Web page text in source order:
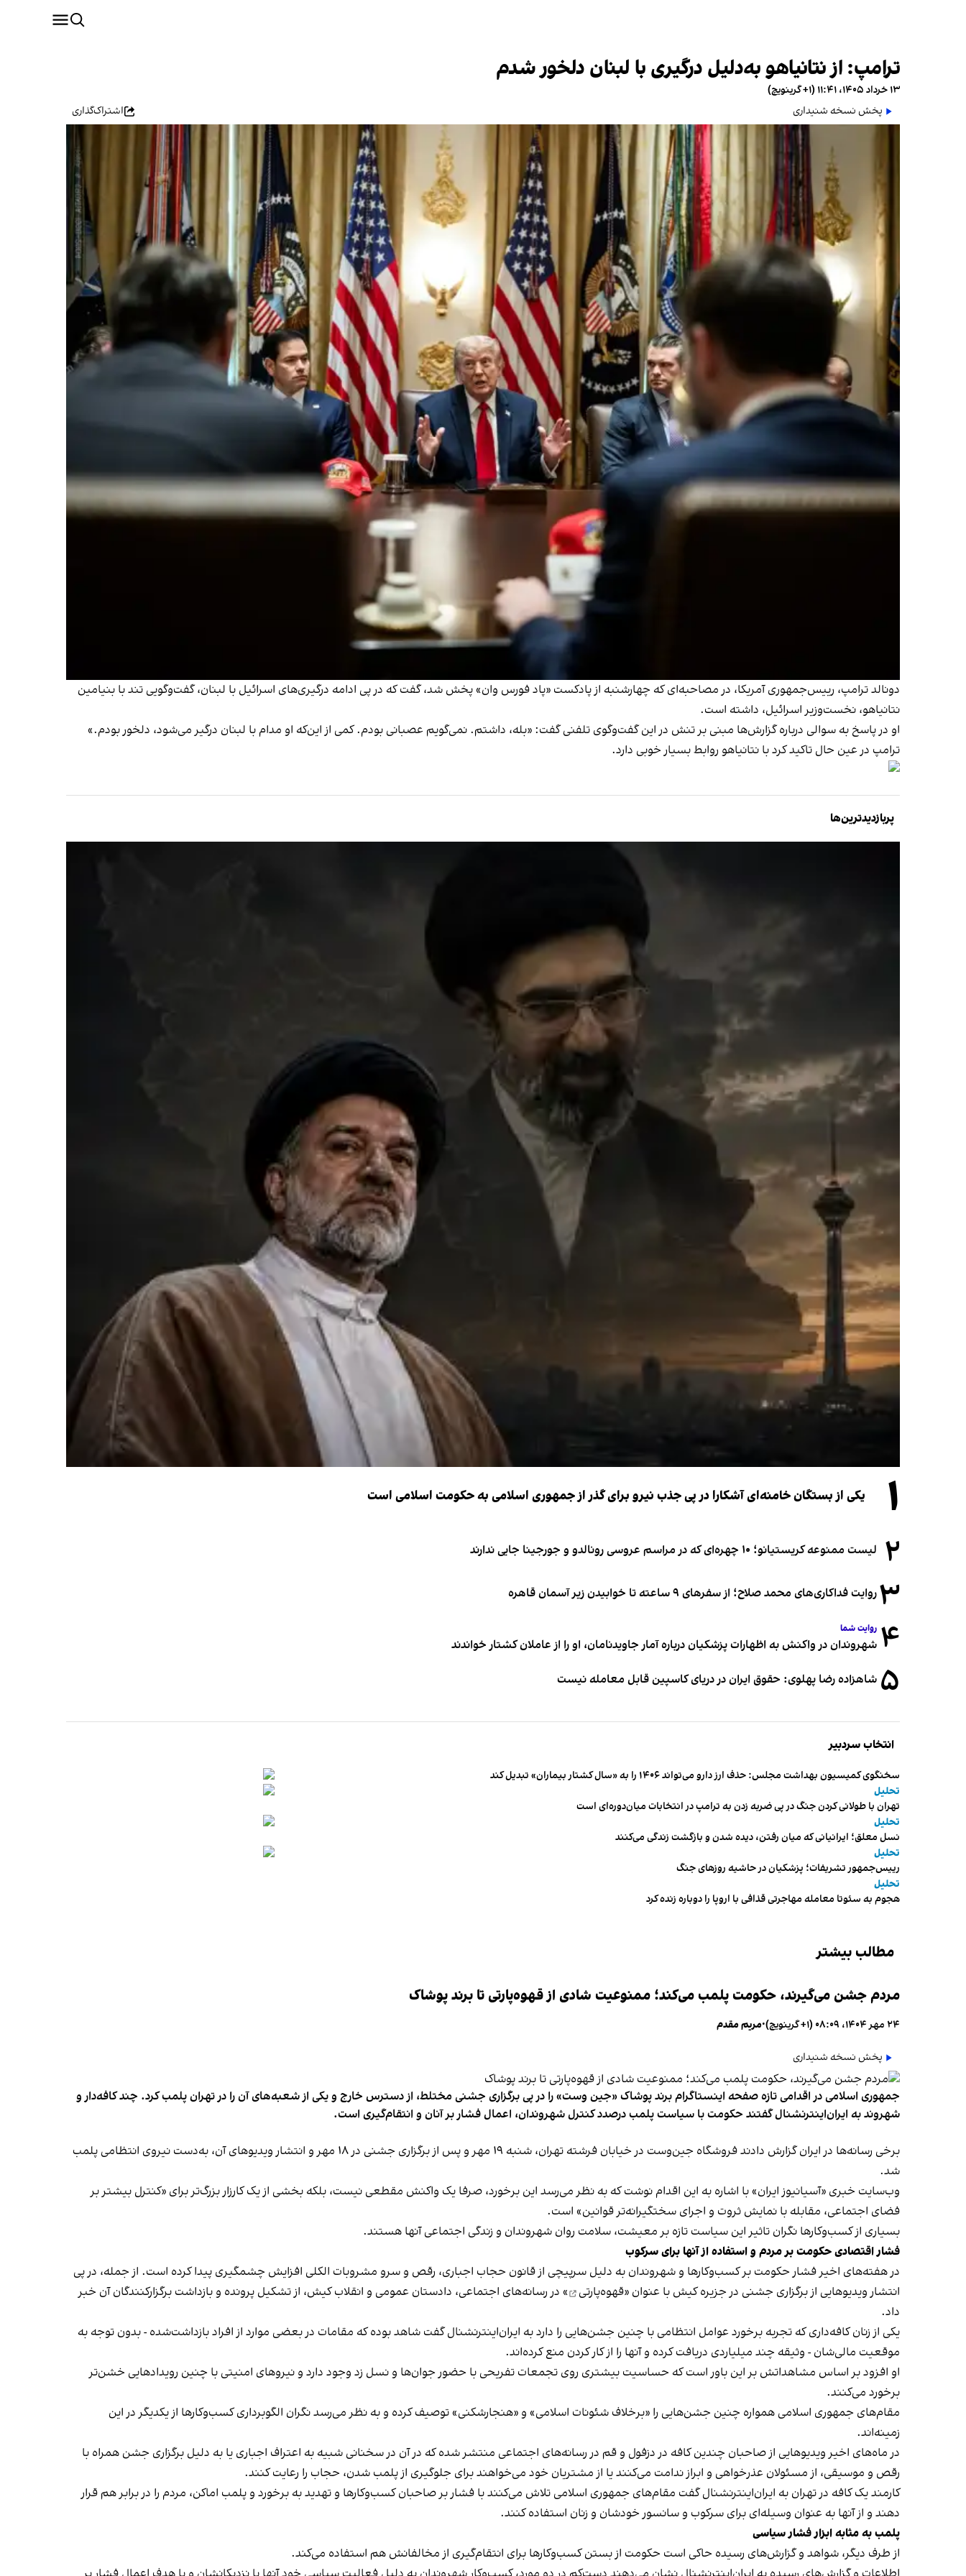
ترامپ: از نتانیاهو به‌دلیل درگیری با لبنان دلخور شدم
۱۳ خرداد ۱۴۰۵، ۱۱:۴۱ (‎+۱ گرینویچ)
پخش نسخه شنیداری
اشتراک‌گذاری
دونالد ترامپ، رییس‌جمهوری آمریکا، در مصاحبه‌ای که چهارشنبه از پادکست «پاد فورس وان» پخش شد، گفت که در پی ادامه درگیری‌های اسرائیل با لبنان، گفت‌وگویی تند با بنیامین
نتانیاهو، نخست‌وزیر اسرائیل، داشته است.
او در پاسخ به سوالی درباره گزارش‌ها مبنی‌ بر تنش در این گفت‌وگوی تلفنی گفت: «بله، داشتم. نمی‌گویم عصبانی بودم. کمی از این‌که او مدام با لبنان درگیر می‌شود، دلخور بودم.»
ترامپ در عین حال تاکید کرد با نتانیاهو روابط بسیار خوبی دارد.
پربازدیدترین‌ها
۱ یکی از بستگان خامنه‌ای آشکارا در پی جذب نیرو برای گذر از جمهوری اسلامی به حکومت اسلامی است
۲ لیست ممنوعه کریستیانو؛ ۱۰ چهره‌ای که در مراسم عروسی رونالدو و جورجینا جایی ندارند
۳روایت فداکاری‌های محمد صلاح؛ از سفرهای ۹ ساعته تا خوابیدن زیر آسمان قاهره
۴ روایت شما
شهروندان در واکنش به اظهارات پزشکیان درباره آمار جاویدنامان، او را از عاملان کشتار خواندند
۵ شاهزاده رضا پهلوی: حقوق ایران در دریای کاسپین قابل معامله نیست
انتخاب سردبیر
سخنگوی کمیسیون بهداشت مجلس: حذف ارز دارو می‌تواند ۱۴۰۶ را به «سال کشتار بیماران» تبدیل کند
تحلیل
تهران با طولانی کردن جنگ در پی ضربه زدن به ترامپ در انتخابات میان‌دوره‌ای است
تحلیل
نسل معلق؛ ایرانیانی که میان رفتن، دیده شدن و بازگشت زندگی می‌کنند
تحلیل
رییس‌جمهور تشریفات؛ پزشکیان در حاشیه روزهای جنگ
تحلیل
هجوم به سئوتا معامله مهاجرتی قذافی با اروپا را دوباره زنده کرد
مطالب بیشتر
مردم جشن می‌گیرند، حکومت پلمب می‌کند؛ ممنوعیت شادی از قهوه‌پارتی تا برند پوشاک
۲۴ مهر ۱۴۰۴، ۰۸:۰۹ (‎+۱ گرینویچ) •مریم مقدم
پخش نسخه شنیداری
جمهوری اسلامی در اقدامی تازه صفحه اینستاگرام برند پوشاک «جین وست» را در پی برگزاری جشنی مختلط، از دسترس خارج و یکی از شعبه‌های آن را در تهران پلمب کرد. چند کافه‌‌دار و
شهروند به ایران‌اینترنشنال گفتند حکومت با سیاست پلمب درصدد کنترل شهروندان، اعمال فشار بر آنان و انتقام‌گیری است.
برخی رسانه‌ها در ایران گزارش دادند فروشگاه جین‌وست در خیابان فرشته تهران، شنبه ۱۹ مهر و پس از برگزاری جشنی در ۱۸ مهر و انتشار ویدیوهای آن، به‌دست نیروی انتظامی پلمب
شد.
وب‌سایت خبری «آسیانیوز ایران» با اشاره به این اقدام نوشت که به نظر می‌رسد این برخورد، صرفا یک واکنش مقطعی نیست، بلکه بخشی از یک کارزار بزرگ‌تر برای «کنترل بیشتر بر
فضای اجتماعی، مقابله با نمایش ثروت و اجرای سختگیرانه‌تر قوانین» است.
بسیاری از کسب‌وکارها نگران تاثیر این سیاست‌ تازه بر معیشت، سلامت روان شهروندان و زندگی اجتماعی آنها هستند.
فشار اقتصادی حکومت بر مردم و استفاده از آنها برای سرکوب
در هفته‌های اخیر فشار حکومت بر کسب‌وکارها و شهروندان به دلیل سرپیچی از قانون حجاب اجباری، رقص و سرو مشروبات الکلی افزایش چشمگیری پیدا کرده است. از جمله، در پی
انتشار ویدیوهایی از برگزاری جشنی در جزیره کیش با عنوان «قهوه‌پارتی
» در رسانه‌های اجتماعی، دادستان عمومی و انقلاب کیش، از تشکیل پرونده و بازداشت برگزارکنندگان آن خبر
داد.
یکی از زنان کافه‌داری که تجربه برخورد عوامل انتظامی با چنین جشن‌هایی را دارد به ایران‌اینترنشنال گفت شاهد بوده که مقامات در بعضی موارد از افراد بازداشت‌‌شده - بدون توجه به
موقعیت مالی‌شان - وثیقه چند میلیاردی دریافت کرده و آنها را از کار کردن منع کرده‌اند.
او افزود بر اساس مشاهداتش بر این باور است که حساسیت بیشتری روی تجمعات تفریحی با حضور جوان‌ها و نسل زد وجود دارد و نیروهای امنیتی با چنین رویدادهایی خشن‌تر
برخورد می‌کنند.
مقام‌های جمهوری اسلامی همواره چنین جشن‌هایی را «برخلاف شئونات اسلامی» و «هنجارشکنی» توصیف کرده و به نظر می‌رسد نگران الگوبرداری کسب‌وکارها از یکدیگر در این
زمینه‌اند.
در ماه‌های اخیر ویدیوهایی از صاحبان چندین کافه در دزفول و قم در رسانه‌های اجتماعی منتشر شده که در آن در سخنانی شبیه به اعتراف اجباری یا به دلیل برگزاری جشن همراه با
رقص و موسیقی، از مسئولان عذرخواهی و ابراز ندامت می‌کنند یا از مشتریان خود می‌خواهند برای جلوگیری از پلمب شدن، حجاب را رعایت کنند.
کارمند یک کافه در تهران به ایران‌اینترنشنال گفت مقام‌های جمهوری اسلامی تلاش می‌کنند با فشار بر صاحبان کسب‌وکارها و تهدید به برخورد و پلمب اماکن، مردم را در برابر هم قرار
دهند و از آنها به عنوان وسیله‌ای برای سرکوب و سانسور خودشان و زنان استفاده کنند.
پلمب به مثابه ابزار فشار سیاسی
از طرف دیگر، شواهد و گزارش‌های رسیده حاکی است حکومت از بستن کسب‌وکارها برای انتقام‌گیری از مخالفانش هم استفاده می‌کند.